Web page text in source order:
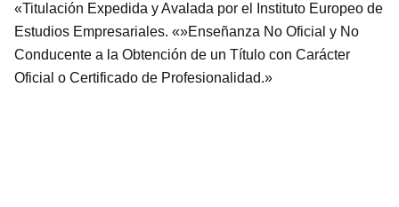
«Titulación Expedida y Avalada por el Instituto Europeo de
Estudios Empresariales. «»Enseñanza No Oficial y No
Conducente a la Obtención de un Título con Carácter
Oficial o Certificado de Profesionalidad.»